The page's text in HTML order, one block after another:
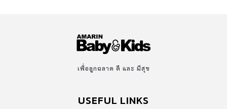
เพื่อลูกฉลาด ดี และ มีสุข
USEFUL LINKS